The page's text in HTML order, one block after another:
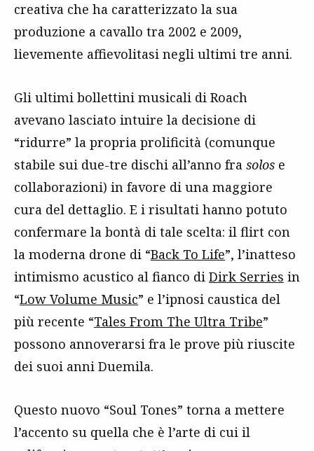
creativa che ha caratterizzato la sua
produzione a cavallo tra 2002 e 2009,
lievemente affievolitasi negli ultimi tre anni.
Gli ultimi bollettini musicali di Roach
avevano lasciato intuire la decisione di
“ridurre” la propria prolificità (comunque
stabile sui due-tre dischi all’anno fra solos e
collaborazioni) in favore di una maggiore
cura del dettaglio. E i risultati hanno potuto
confermare la bontà di tale scelta: il flirt con
la moderna drone di “Back To Life”, l’inatteso
intimismo acustico al fianco di Dirk Serries in
“Low Volume Music” e l’ipnosi caustica del
più recente “Tales From The Ultra Tribe”
possono annoverarsi fra le prove più riuscite
dei suoi anni Duemila.
Questo nuovo “Soul Tones” torna a mettere
l’accento su quella che è l’arte di cui il